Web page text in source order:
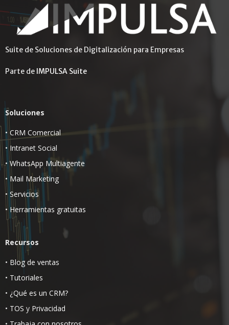
Suite de Soluciones de Digitalización para Empresas
Parte de IMPULSA Suite
Soluciones
•CRM Comercial
• Intranet Social
• WhatsApp Multiagente
• Mail Marketing
• Servicios
• Herramientas gratuitas
Recursos
• Blog de ventas
• Tutoriales
• ¿Qué es un CRM?
• TOS y Privacidad